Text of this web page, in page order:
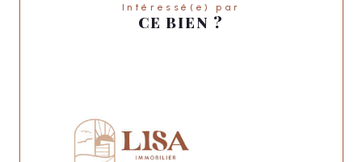
Intéressé(e) par
CE BIEN ?